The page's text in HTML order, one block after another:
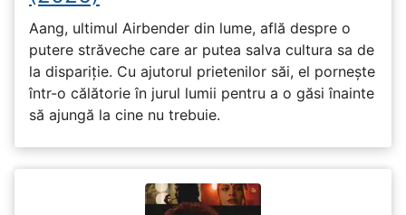
Aang, ultimul Airbender din lume, află despre o
putere străveche care ar putea salva cultura sa de
la dispariție. Cu ajutorul prietenilor săi, el pornește
într-o călătorie în jurul lumii pentru a o găsi înainte
să ajungă la cine nu trebuie.